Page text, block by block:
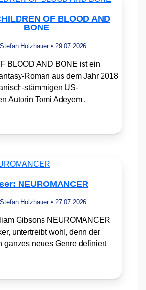
OF BLOOD AND
BONE
Stefan Holzhauer • 29.07.2026
BLOOD AND BONE ist ein
Roman aus dem Jahr 2018
stämmigen US-
Autorin Tomi Adeyemi.
NEUROMANCER
Stefan Holzhauer • 27.07.2026
Gibsons NEUROMANCER
untertreibt wohl, denn der
ganzes neues Genre definiert